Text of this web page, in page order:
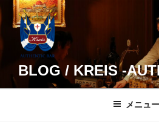
コ
BLOG / KREIS -
メニュー